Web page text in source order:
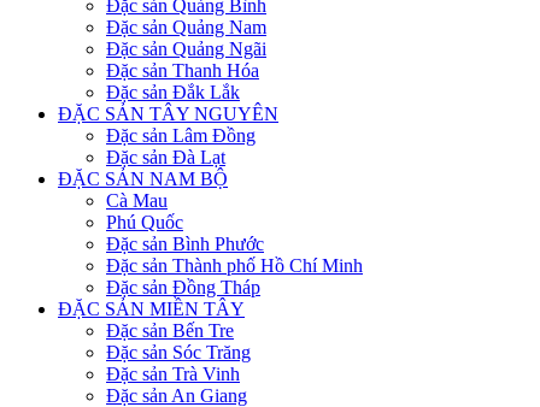
Đặc sản Quảng Bình
Đặc sản Quảng Nam
Đặc sản Quảng Ngãi
Đặc sản Thanh Hóa
Đặc sản Đắk Lắk
ĐẶC SẢN TÂY NGUYÊN
Đặc sản Lâm Đồng
Đặc sản Đà Lạt
ĐẶC SẢN NAM BỘ
Cà Mau
Phú Quốc
Đặc sản Bình Phước
Đặc sản Thành phố Hồ Chí Minh
Đặc sản Đồng Tháp
ĐẶC SẢN MIỀN TÂY
Đặc sản Bến Tre
Đặc sản Sóc Trăng
Đặc sản Trà Vinh
Đặc sản An Giang